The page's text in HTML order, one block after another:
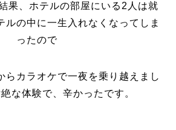
果、ホテルの部屋にいる2人は就
ルの中に一生入れなくなってしま
ったので
らカラオケで一夜を乗り越えまし
な体験で、辛かったです。